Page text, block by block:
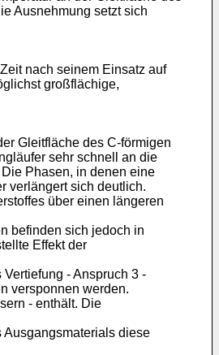
Ausnehmung setzt sich
nach seinem Einsatz auf
großflächige,
Gleitfläche des C-förmigen
sehr schnell an die
Phasen, in denen eine
verlängert sich deutlich.
über einen längeren
befinden sich jedoch in
Effekt der
- Anspruch 3 -
versponnen werden.
- enthält. Die
Ausgangsmaterials diese